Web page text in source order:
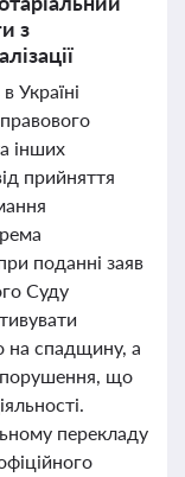
з
Україні
інших
прийняття
поданні заяв
Суду
на спадщину, а
порушення, що
перекладу